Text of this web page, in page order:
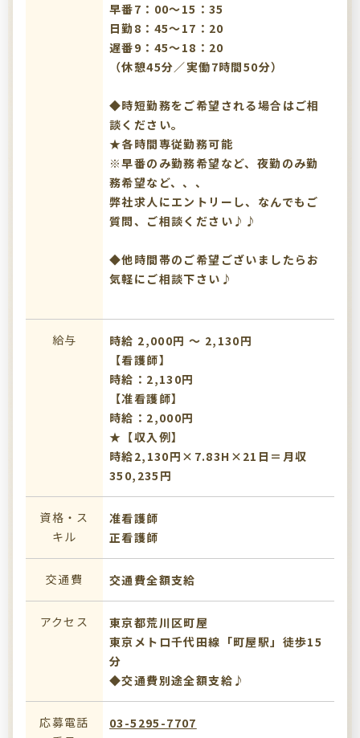
早番7：00～15：35
日勤8：45～17：20
遅番9：45～18：20
（休憩45分／実働7時間50分）
◆時短勤務をご希望される場合はご相
談ください。
★各時間専従勤務可能
※早番のみ勤務希望など、夜勤のみ勤
務希望など、、、
弊社求人にエントリーし、なんでもご
質問、ご相談ください♪♪
◆他時間帯のご希望ございましたらお
気軽にご相談下さい♪
給与
時給 2,000円 〜 2,130円
【看護師】
時給：2,130円
【准看護師】
時給：2,000円
★【収入例】
時給2,130円×7.83H×21日＝月収
350,235円
資格・ス
キル
准看護師
正看護師
交通費 交通費全額支給
アクセス
東京都荒川区町屋
東京メトロ千代田線「町屋駅」徒歩15
分
◆交通費別途全額支給♪
応募電話
03-5295-7707